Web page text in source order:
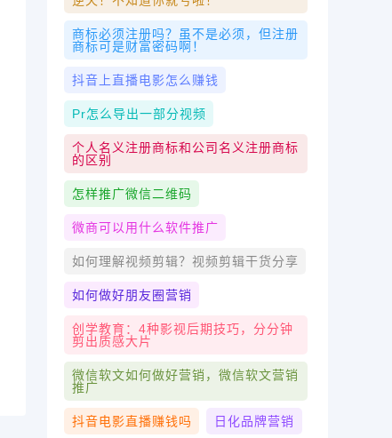
商标必须注册吗？虽不是必须，但注册
商标可是财富密码啊！
抖音上直播电影怎么赚钱
Pr怎么导出一部分视频
个人名义注册商标和公司名义注册商标
的区别
怎样推广微信二维码
微商可以用什么软件推广
如何理解视频剪辑？视频剪辑干货分享
如何做好朋友圈营销
创学教育：4种影视后期技巧，分分钟
剪出质感大片
微信软文如何做好营销，微信软文营销
推广
抖音电影直播赚钱吗 日化品牌营销